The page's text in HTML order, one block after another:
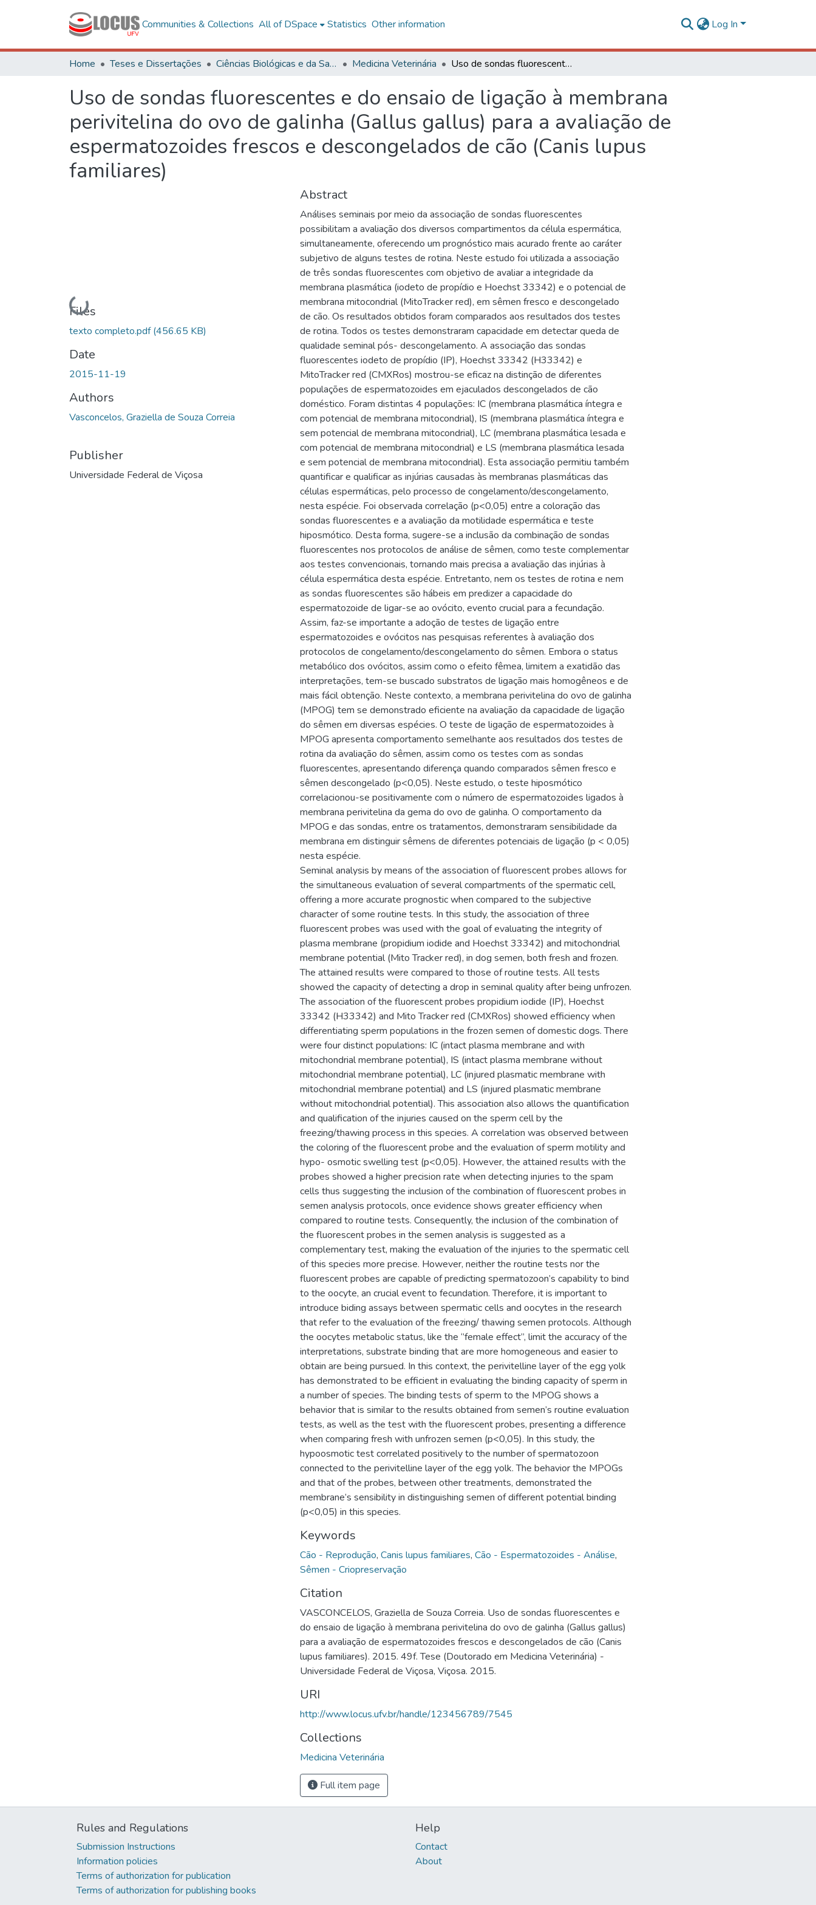
Communities & Collections All of DSpace Statistics Other information Log In
Home Teses e Dissertações Ciências Biológicas e da Saúde Medicina Veterinária Uso de sondas fluorescentes e do ensaio de ligação à membrana perivitelina do ovo de galinha (Gallus gallus) para a avaliação de espermatozoides frescos e descongelados de cão (Canis lupus familiares)
Uso de sondas fluorescentes e do ensaio de ligação à membrana
perivitelina do ovo de galinha (Gallus gallus) para a avaliação de
espermatozoides frescos e descongelados de cão (Canis lupus
familiares)
Loading...
Files
texto completo.pdf(456.65 KB)
Date
2015-11-19
Authors
Vasconcelos, Graziella de Souza Correia
Publisher
Universidade Federal de Viçosa
Abstract
Análises seminais por meio da associação de sondas fluorescentes
possibilitam a avaliação dos diversos compartimentos da célula espermática,
simultaneamente, oferecendo um prognóstico mais acurado frente ao caráter
subjetivo de alguns testes de rotina. Neste estudo foi utilizada a associação
de três sondas fluorescentes com objetivo de avaliar a integridade da
membrana plasmática (iodeto de propídio e Hoechst 33342) e o potencial de
membrana mitocondrial (MitoTracker red), em sêmen fresco e descongelado
de cão. Os resultados obtidos foram comparados aos resultados dos testes
de rotina. Todos os testes demonstraram capacidade em detectar queda de
qualidade seminal pós- descongelamento. A associação das sondas
fluorescentes iodeto de propídio (IP), Hoechst 33342 (H33342) e
MitoTracker red (CMXRos) mostrou-se eficaz na distinção de diferentes
populações de espermatozoides em ejaculados descongelados de cão
doméstico. Foram distintas 4 populações: IC (membrana plasmática íntegra e
com potencial de membrana mitocondrial), IS (membrana plasmática íntegra e
sem potencial de membrana mitocondrial), LC (membrana plasmática lesada e
com potencial de membrana mitocondrial) e LS (membrana plasmática lesada
e sem potencial de membrana mitocondrial). Esta associação permitiu também
quantificar e qualificar as injúrias causadas às membranas plasmáticas das
células espermáticas, pelo processo de congelamento/descongelamento,
nesta espécie. Foi observada correlação (p<0,05) entre a coloração das
sondas fluorescentes e a avaliação da motilidade espermática e teste
hiposmótico. Desta forma, sugere-se a inclusão da combinação de sondas
fluorescentes nos protocolos de análise de sêmen, como teste complementar
aos testes convencionais, tornando mais precisa a avaliação das injúrias à
célula espermática desta espécie. Entretanto, nem os testes de rotina e nem
as sondas fluorescentes são hábeis em predizer a capacidade do
espermatozoide de ligar-se ao ovócito, evento crucial para a fecundação.
Assim, faz-se importante a adoção de testes de ligação entre
espermatozoides e ovócitos nas pesquisas referentes à avaliação dos
protocolos de congelamento/descongelamento do sêmen. Embora o status
metabólico dos ovócitos, assim como o efeito fêmea, limitem a exatidão das
interpretações, tem-se buscado substratos de ligação mais homogêneos e de
mais fácil obtenção. Neste contexto, a membrana perivitelina do ovo de galinha
(MPOG) tem se demonstrado eficiente na avaliação da capacidade de ligação
do sêmen em diversas espécies. O teste de ligação de espermatozoides à
MPOG apresenta comportamento semelhante aos resultados dos testes de
rotina da avaliação do sêmen, assim como os testes com as sondas
fluorescentes, apresentando diferença quando comparados sêmen fresco e
sêmen descongelado (p<0,05). Neste estudo, o teste hiposmótico
correlacionou-se positivamente com o número de espermatozoides ligados à
membrana perivitelina da gema do ovo de galinha. O comportamento da
MPOG e das sondas, entre os tratamentos, demonstraram sensibilidade da
membrana em distinguir sêmens de diferentes potenciais de ligação (p < 0,05)
nesta espécie.
Seminal analysis by means of the association of fluorescent probes allows for
the simultaneous evaluation of several compartments of the spermatic cell,
offering a more accurate prognostic when compared to the subjective
character of some routine tests. In this study, the association of three
fluorescent probes was used with the goal of evaluating the integrity of
plasma membrane (propidium iodide and Hoechst 33342) and mitochondrial
membrane potential (Mito Tracker red), in dog semen, both fresh and frozen.
The attained results were compared to those of routine tests. All tests
showed the capacity of detecting a drop in seminal quality after being unfrozen.
The association of the fluorescent probes propidium iodide (IP), Hoechst
33342 (H33342) and Mito Tracker red (CMXRos) showed efficiency when
differentiating sperm populations in the frozen semen of domestic dogs. There
were four distinct populations: IC (intact plasma membrane and with
mitochondrial membrane potential), IS (intact plasma membrane without
mitochondrial membrane potential), LC (injured plasmatic membrane with
mitochondrial membrane potential) and LS (injured plasmatic membrane
without mitochondrial potential). This association also allows the quantification
and qualification of the injuries caused on the sperm cell by the
freezing/thawing process in this species. A correlation was observed between
the coloring of the fluorescent probe and the evaluation of sperm motility and
hypo- osmotic swelling test (p<0,05). However, the attained results with the
probes showed a higher precision rate when detecting injuries to the spam
cells thus suggesting the inclusion of the combination of fluorescent probes in
semen analysis protocols, once evidence shows greater efficiency when
compared to routine tests. Consequently, the inclusion of the combination of
the fluorescent probes in the semen analysis is suggested as a
complementary test, making the evaluation of the injuries to the spermatic cell
of this species more precise. However, neither the routine tests nor the
fluorescent probes are capable of predicting spermatozoon’s capability to bind
to the oocyte, an crucial event to fecundation. Therefore, it is important to
introduce biding assays between spermatic cells and oocytes in the research
that refer to the evaluation of the freezing/ thawing semen protocols. Although
the oocytes metabolic status, like the ‘’female effect’’, limit the accuracy of the
interpretations, substrate binding that are more homogeneous and easier to
obtain are being pursued. In this context, the perivitelline layer of the egg yolk
has demonstrated to be efficient in evaluating the binding capacity of sperm in
a number of species. The binding tests of sperm to the MPOG shows a
behavior that is similar to the results obtained from semen’s routine evaluation
tests, as well as the test with the fluorescent probes, presenting a difference
when comparing fresh with unfrozen semen (p<0,05). In this study, the
hypoosmotic test correlated positively to the number of spermatozoon
connected to the perivitelline layer of the egg yolk. The behavior the MPOGs
and that of the probes, between other treatments, demonstrated the
membrane’s sensibility in distinguishing semen of different potential binding
(p<0,05) in this species.
Keywords
Cão - Reprodução, Canis lupus familiares, Cão - Espermatozoides - Análise,
Sêmen - Criopreservação
Citation
VASCONCELOS, Graziella de Souza Correia. Uso de sondas fluorescentes e
do ensaio de ligação à membrana perivitelina do ovo de galinha (Gallus gallus)
para a avaliação de espermatozoides frescos e descongelados de cão (Canis
lupus familiares). 2015. 49f. Tese (Doutorado em Medicina Veterinária) -
Universidade Federal de Viçosa, Viçosa. 2015.
URI
http://www.locus.ufv.br/handle/123456789/7545
Collections
Medicina Veterinária
Full item page
Rules and Regulations
Submission Instructions
Information policies
Terms of authorization for publication
Terms of authorization for publishing books
Help
Contact
About